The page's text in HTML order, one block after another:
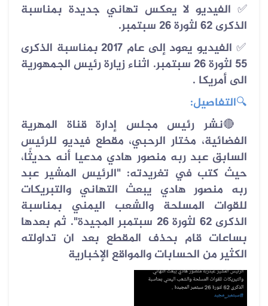
✅ الفيديو لا يعكس تهاني جديدة بمناسبة
الذكرى 62 لثورة 26 سبتمبر.
✅ الفيديو يعود إلى عام 2017 بمناسبة الذكرى
55 لثورة 26 سبتمبر
. اثناء زيارة رئيس الجمهورية
الى أمريكا .
🔍التفاصيل:
🔴نشر رئيس مجلس إدارة قناة المهرية
الفضائية، مختار الرحبي، مقطع فيديو للرئيس
السابق عبد ربه منصور هادي مدعيا أنه حديثًا،
حيث كتب في تغريدته: "الرئيس المشير عبد
ربه منصور هادي يبعث التهاني والتبريكات
للقوات المسلحة والشعب اليمني بمناسبة
الذكرى 62 لثورة 26 سبتمبر المجيدة". ثم بعدها
بساعات قام بحذف المقطع بعد ان تداولته
الكثير من الحسابات والمواقع الإخبارية